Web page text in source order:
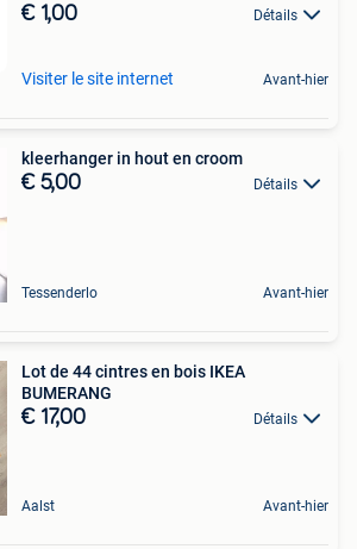
€ 1,00 Détails
Visiter le site internet Avant-hier
kleerhanger in hout en croom
€ 5,00 Détails
Tessenderlo Avant-hier
Lot de 44 cintres en bois IKEA
BUMERANG
€ 17,00 Détails
Aalst Avant-hier